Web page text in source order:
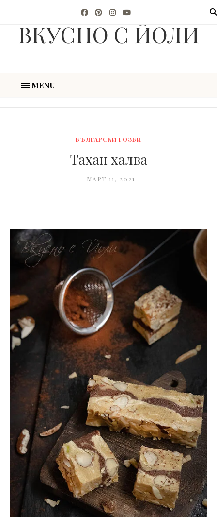
ВКУСНО С ЙОЛИ
MENU
БЪЛГАРСКИ ГОЗБИ
Тахан халва
МАРТ 11, 2021